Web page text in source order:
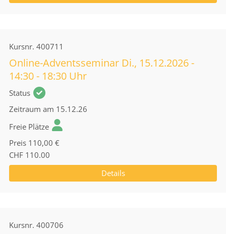
Kursnr. 400711
Online-Adventsseminar Di., 15.12.2026 -
14:30 - 18:30 Uhr
Status
Zeitraum am 15.12.26
Freie Plätze
Preis 110,00 €
CHF 110.00
Details
Kursnr. 400706